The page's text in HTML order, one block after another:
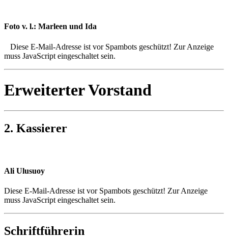
Foto v. l.: Marleen und Ida
Diese E-Mail-Adresse ist vor Spambots geschützt! Zur Anzeige
muss JavaScript eingeschaltet sein.
Erweiterter Vorstand
2. Kassierer
Ali Ulusuoy
Diese E-Mail-Adresse ist vor Spambots geschützt! Zur Anzeige
muss JavaScript eingeschaltet sein.
Schriftführerin